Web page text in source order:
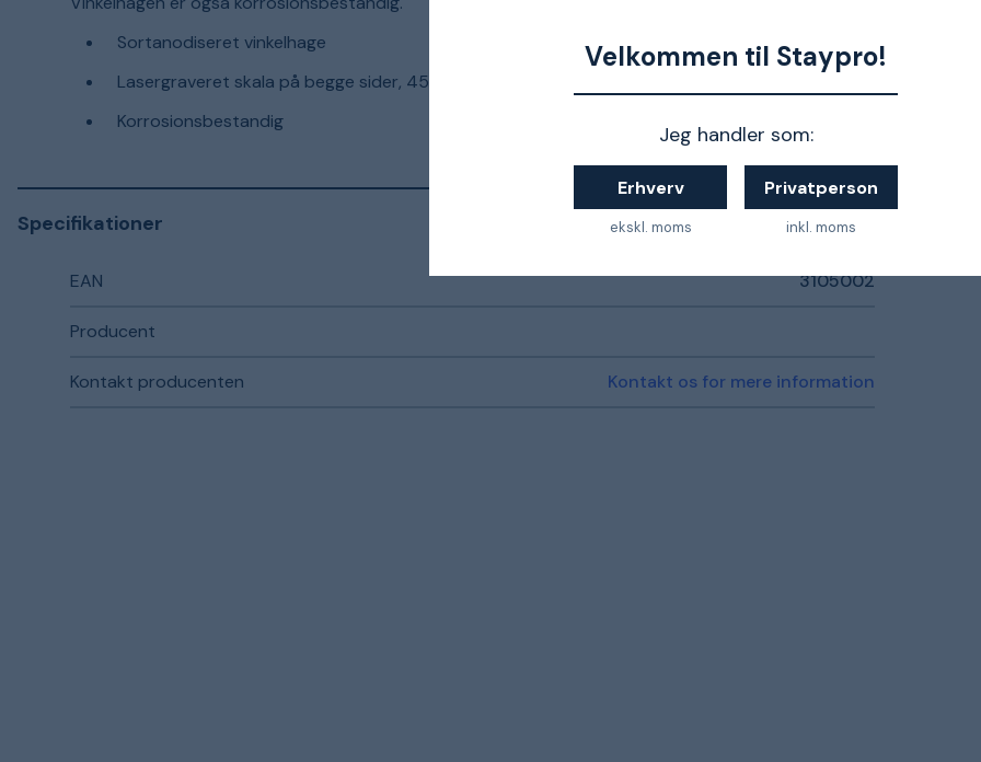
Velkommen til Staypro!
Jeg handler som:
Erhverv
ekskl. moms
Privatperson
inkl. moms
Sortanodiseret vinkelhage
Lasergraveret skala på begge sider, 45°
Korrosionsbestandig
Specifikationer
EAN 3105002
Producent
Kontakt producenten Kontakt os for mere information